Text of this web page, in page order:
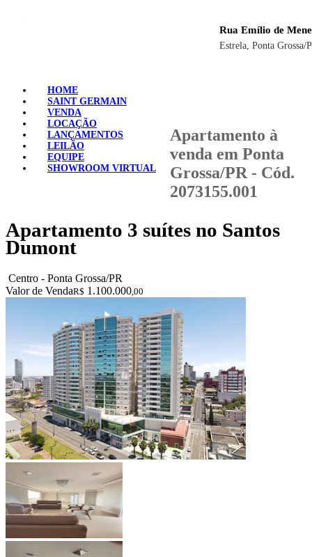
Rua Emílio de
Estrela, Ponta Grossa/
HOME
SAINT GERMAIN
VENDA
LOCAÇÃO
LANÇAMENTOS
LEILÃO
EQUIPE
SHOWROOM VIRTUAL
Apartamento à
venda em Ponta
Grossa/PR - Cód.
2073155.001
Apartamento 3 suítes no Santos
Dumont
Centro - Ponta Grossa/PR
Valor de VendaR$ 1.100.000,00